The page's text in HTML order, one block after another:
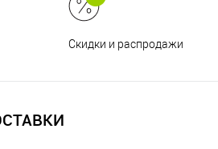
Скидки и распродажи